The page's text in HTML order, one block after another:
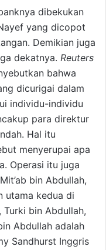
dibekukan
yang dicopot
Demikian juga
dekatnya. Reuters
bahwa
dicurigai dalam
individu-individu
para direktur
Hal itu
menyerupai apa
Operasi itu juga
bin Abdullah,
utama kedua di
Turki bin Abdullah,
Abdullah adalah
Sandhurst Inggris